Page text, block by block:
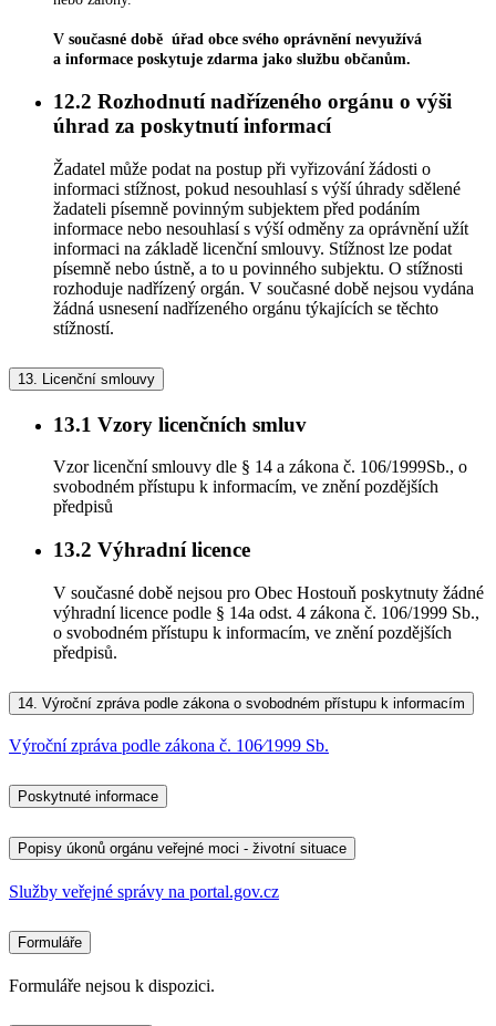
V současné době úřad obce svého oprávnění nevyužívá
a informace poskytuje zdarma jako službu občanům.
12.2 Rozhodnutí nadřízeného orgánu o výši
úhrad za poskytnutí informací
Žadatel může podat na postup při vyřizování žádosti o
informaci stížnost, pokud nesouhlasí s výší úhrady sdělené
žadateli písemně povinným subjektem před podáním
informace nebo nesouhlasí s výší odměny za oprávnění užít
informaci na základě licenční smlouvy. Stížnost lze podat
písemně nebo ústně, a to u povinného subjektu. O stížnosti
rozhoduje nadřízený orgán. V současné době nejsou vydána
žádná usnesení nadřízeného orgánu týkajících se těchto
stížností.
13. Licenční smlouvy
13.1 Vzory licenčních smluv
Vzor licenční smlouvy dle § 14 a zákona č. 106/1999Sb., o
svobodném přístupu k informacím, ve znění pozdějších
předpisů
13.2 Výhradní licence
V současné době nejsou pro Obec Hostouň poskytnuty žádné
výhradní licence podle § 14a odst. 4 zákona č. 106/1999 Sb.,
o svobodném přístupu k informacím, ve znění pozdějších
předpisů.
14. Výroční zpráva podle zákona o svobodném přístupu k informacím
Výroční zpráva podle zákona č. 106⁄1999 Sb.
Poskytnuté informace
Popisy úkonů orgánu veřejné moci - životní situace
Služby veřejné správy na portal.gov.cz
Formuláře
Formuláře nejsou k dispozici.